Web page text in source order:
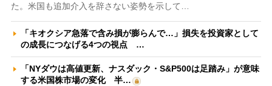
た。米国も追加介入を辞さない姿勢を示して…
「キオクシア急落で含み損が膨らんで…」損失を投資家として
の成長につなげる4つの視点 …
「NYダウは高値更新、ナスダック・S&P500は足踏み」が意味
する米国株市場の変化 半…